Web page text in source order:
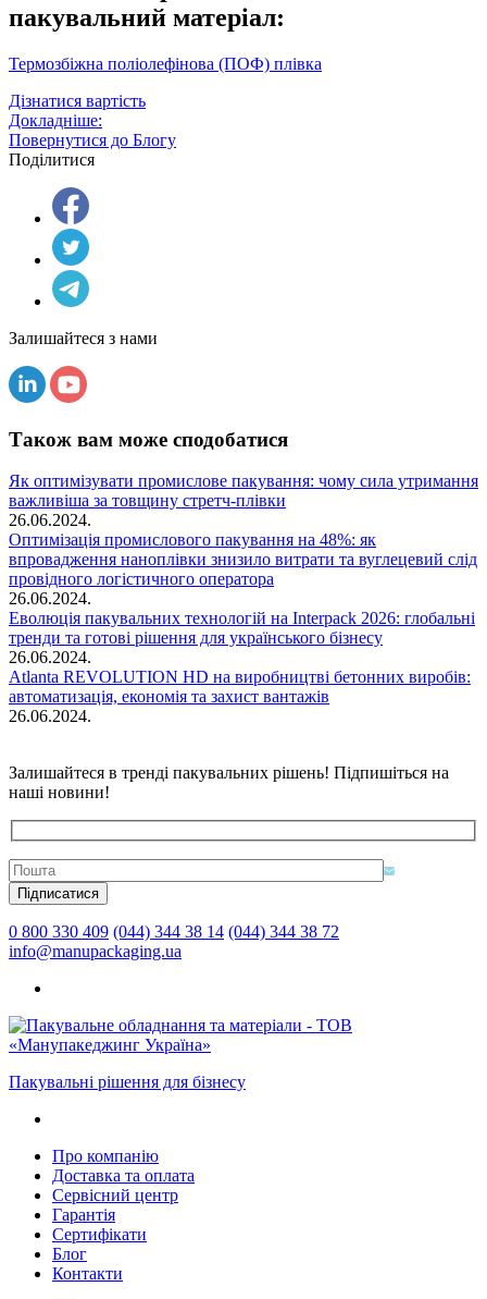
пакувальний матеріал:
Термозбіжна поліолефінова (ПОФ) плівка
Дізнатися вартість
Докладніше:
Повернутися до Блогу
Поділитися
Залишайтеся з нами
Також вам може сподобатися
Як оптимізувати промислове пакування: чому сила утримання
важливіша за товщину стретч-плівки
26.06.2024.
Оптимізація промислового пакування на 48%: як
впровадження наноплівки знизило витрати та вуглецевий слід
провідного логістичного оператора
26.06.2024.
Еволюція пакувальних технологій на Interpack 2026: глобальні
тренди та готові рішення для українського бізнесу
26.06.2024.
Atlanta REVOLUTION HD на виробництві бетонних виробів:
автоматизація, економія та захист вантажів
26.06.2024.
Залишайтеся в тренді пакувальних рішень! Підпишіться на
наші новини!
0 800 330 409 (044) 344 38 14 (044) 344 38 72
info@manupackaging.ua
Пакувальні рішення для бізнесу
Про компанію
Доставка та оплата
Сервісний центр
Гарантія
Сертифікати
Блог
Контакти